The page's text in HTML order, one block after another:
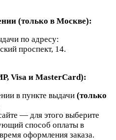
(только в Москве):
по адресу:
проспект, 14.
Visa и MasterCard):
в пункте выдачи (только
— для этого выберите
способ оплаты в
оформления заказа.